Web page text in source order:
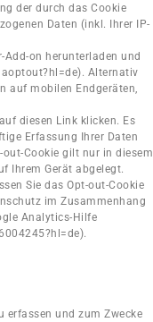
der durch das Cookie
Daten (inkl. Ihrer IP-
Add-on herunterladen und
Alternativ
auf mobilen Endgeräten,
diesen Link klicken. Es
Erfassung Ihrer Daten
out-Cookie gilt nur in diesem
Ihrem Gerät abgelegt.
Sie das Opt-out-Cookie
im Zusammenhang
Analytics-Hilfe
erfassen und zum Zwecke